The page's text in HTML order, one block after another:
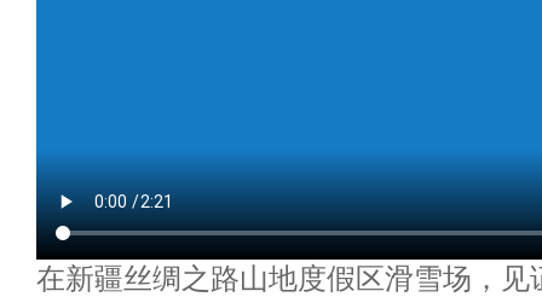
在新疆丝绸之路山地度假区滑雪场，见